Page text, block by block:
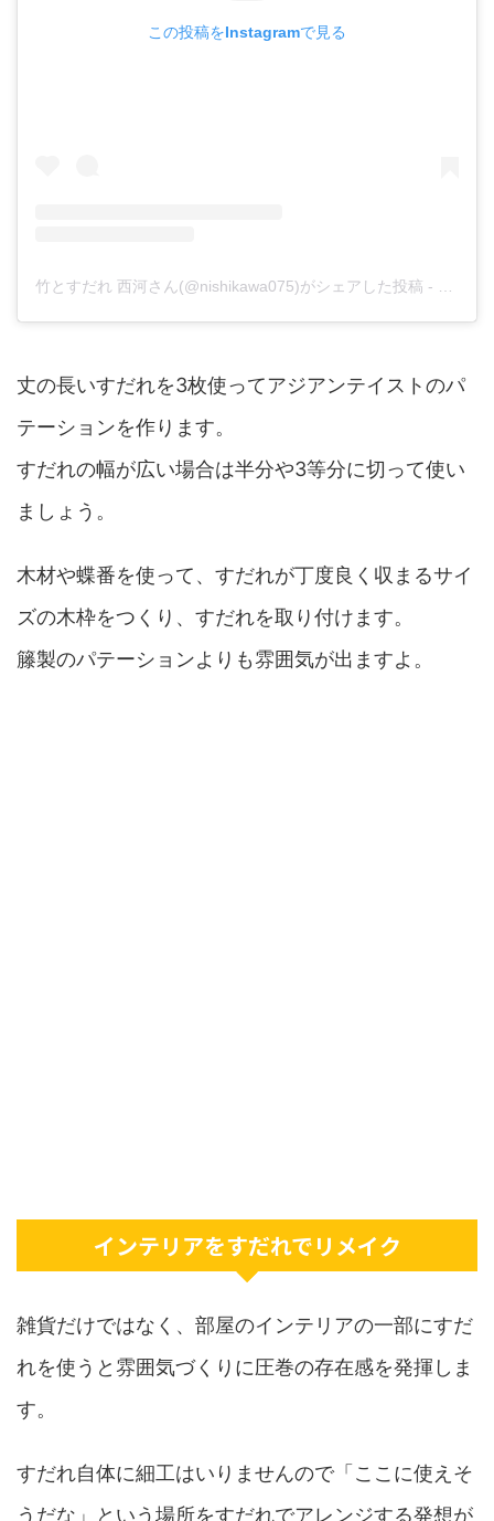
この投稿をInstagramで見る
竹とすだれ 西河さん(@nishikawa075)がシェアした投稿 -
丈の長いすだれを3枚使ってアジアンテイストのパ
テーションを作ります。
すだれの幅が広い場合は半分や3等分に切って使い
ましょう。
木材や蝶番を使って、すだれが丁度良く収まるサイ
ズの木枠をつくり、すだれを取り付けます。
籐製のパテーションよりも雰囲気が出ますよ。
インテリアをすだれでリメイク
雑貨だけではなく、部屋のインテリアの一部にすだ
れを使うと雰囲気づくりに圧巻の存在感を発揮しま
す。
すだれ自体に細工はいりませんので「ここに使えそ
うだな」という場所をすだれでアレンジする発想が